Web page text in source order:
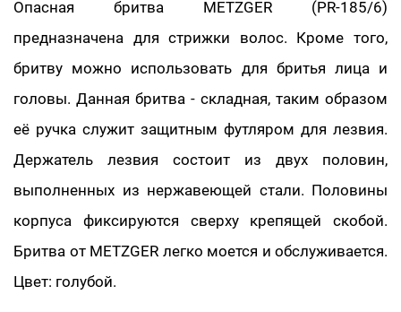
Опасная бритва METZGER (PR-185/6)
предназначена для стрижки волос. Кроме того,
бритву можно использовать для бритья лица и
головы. Данная бритва - складная, таким образом
её ручка служит защитным футляром для лезвия.
Держатель лезвия состоит из двух половин,
выполненных из нержавеющей стали. Половины
корпуса фиксируются сверху крепящей скобой.
Бритва от METZGER легко моется и обслуживается.
Цвет: голубой.